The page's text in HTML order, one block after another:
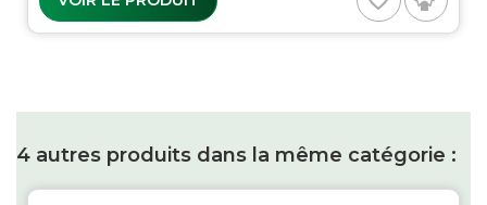
4 autres produits dans la même catégorie :